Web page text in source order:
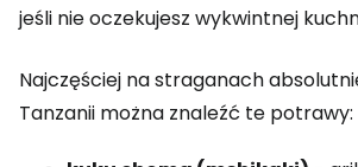
jeśli nie oczekujesz wykwintnej
Najczęściej na straganach
Tanzanii można znaleźć te potrawy: